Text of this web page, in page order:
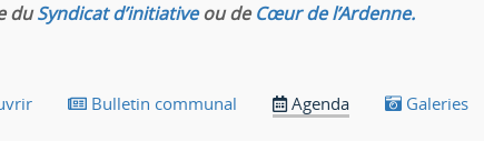
duSyndicat d’initiativeou deCœur de l’Ardenne.
Bulletin communal Agenda Galeries